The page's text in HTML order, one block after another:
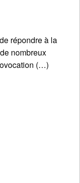
répondre à la
nombreux
(…)